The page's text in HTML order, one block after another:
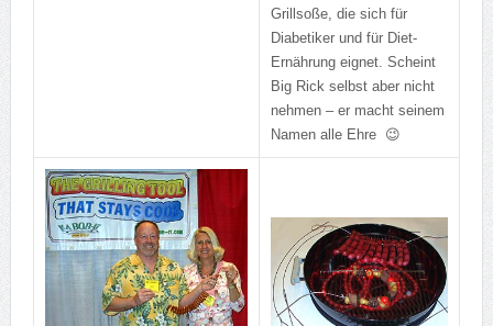
Grillsoße, die sich für
Diabetiker und für Diet-
Ernährung eignet. Scheint
Big Rick selbst aber nicht
nehmen – er macht seinem
Namen alle Ehre 😉